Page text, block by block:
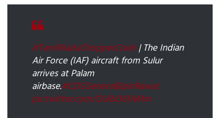
#TamilNaduChopperCrash| The Indian
Air Force (IAF) aircraft from Sulur
arrives at Palam
airbase.#CDSGeneralBipinRawat
pic.twitter.com/OUibD6fAMm